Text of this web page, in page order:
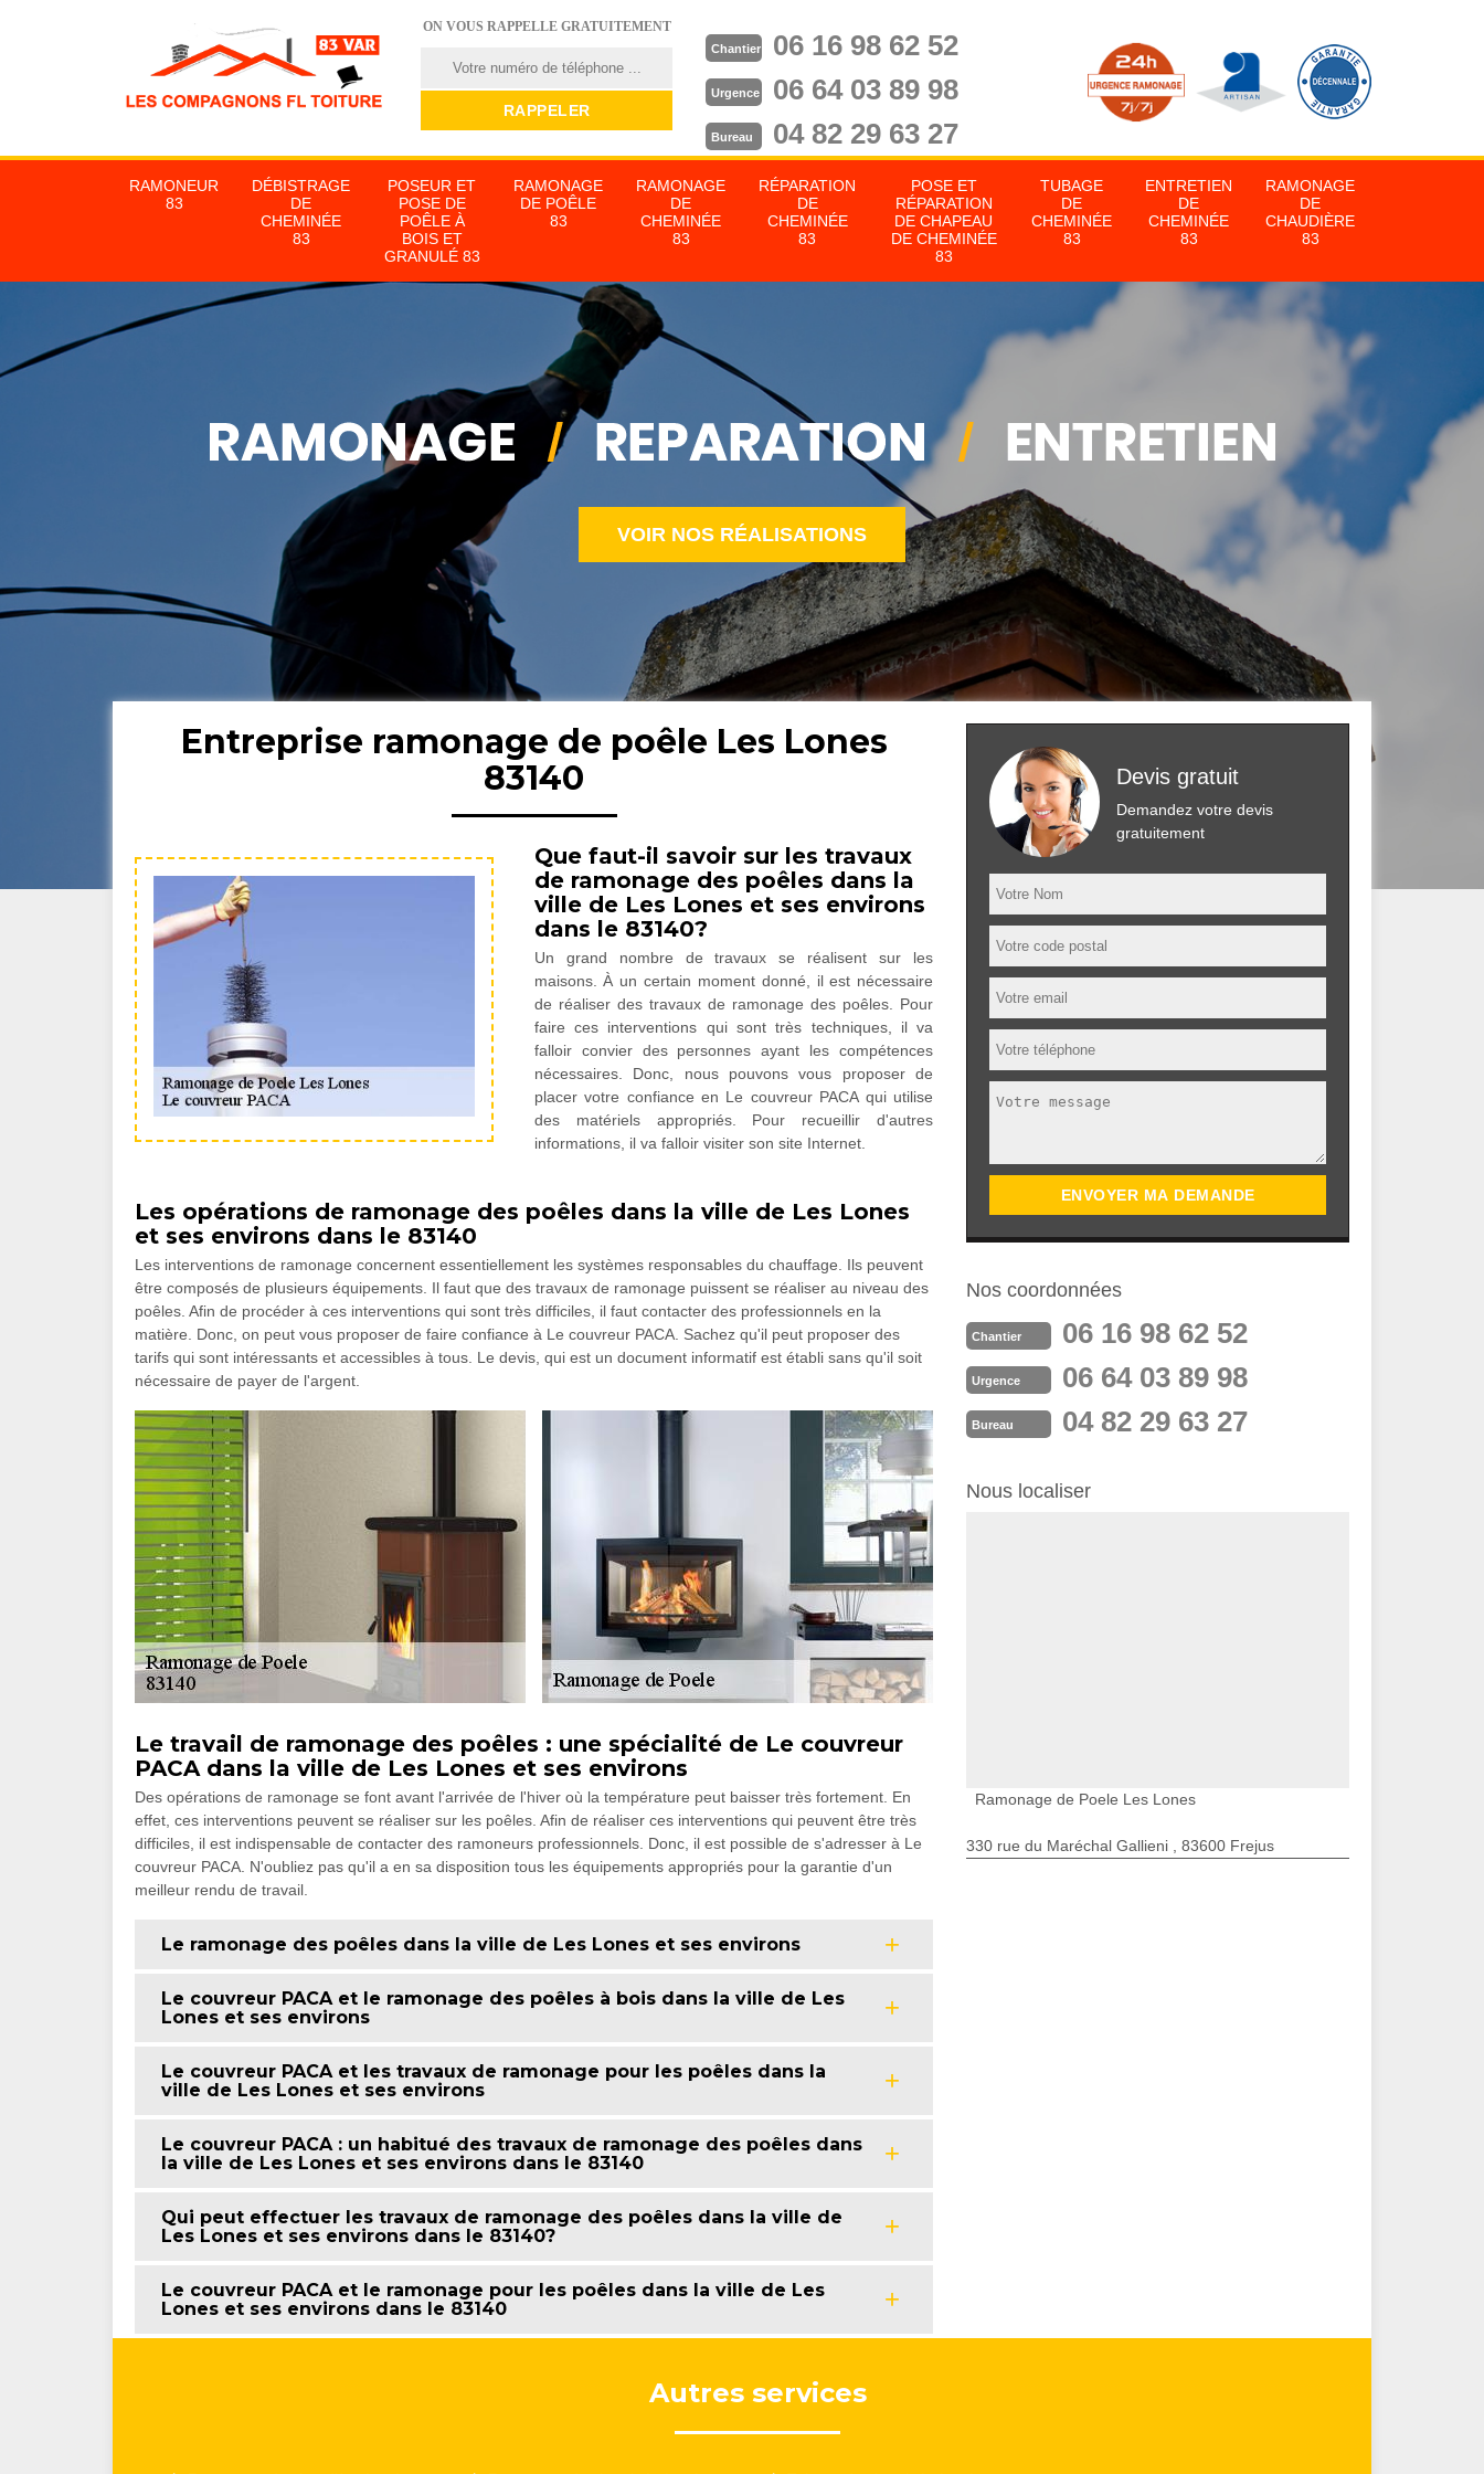
ON VOUS RAPPELLE GRATUITEMENT
Chantier 06 16 98 62 52
Urgence 06 64 03 89 98
Bureau 04 82 29 63 27
RAMONEUR
83
DÉBISTRAGE
DE
CHEMINÉE
83
POSEUR ET
POSE DE
POÊLE À
BOIS ET
GRANULÉ 83
RAMONAGE
DE POÊLE
83
RAMONAGE
DE
CHEMINÉE
83
RÉPARATION
DE
CHEMINÉE
83
POSE ET
RÉPARATION
DE CHAPEAU
DE CHEMINÉE
83
TUBAGE
DE
CHEMINÉE
83
ENTRETIEN
DE
CHEMINÉE
83
RAMONAGE
DE
CHAUDIÈRE
83
VOIR NOS RÉALISATIONS
Entreprise ramonage de poêle Les Lones
83140
Que faut-il savoir sur les travaux
de ramonage des poêles dans la
ville de Les Lones et ses environs
dans le 83140?
Un grand nombre de travaux se réalisent sur les
maisons. À un certain moment donné, il est nécessaire
de réaliser des travaux de ramonage des poêles. Pour
faire ces interventions qui sont très techniques, il va
falloir convier des personnes ayant les compétences
nécessaires. Donc, nous pouvons vous proposer de
placer votre confiance en Le couvreur PACA qui utilise
des matériels appropriés. Pour recueillir d'autres
informations, il va falloir visiter son site Internet.
Les opérations de ramonage des poêles dans la ville de Les Lones
et ses environs dans le 83140
Les interventions de ramonage concernent essentiellement les systèmes responsables du chauffage. Ils peuvent
être composés de plusieurs équipements. Il faut que des travaux de ramonage puissent se réaliser au niveau des
poêles. Afin de procéder à ces interventions qui sont très difficiles, il faut contacter des professionnels en la
matière. Donc, on peut vous proposer de faire confiance à Le couvreur PACA. Sachez qu'il peut proposer des
tarifs qui sont intéressants et accessibles à tous. Le devis, qui est un document informatif est établi sans qu'il soit
nécessaire de payer de l'argent.
Le travail de ramonage des poêles : une spécialité de Le couvreur
PACA dans la ville de Les Lones et ses environs
Des opérations de ramonage se font avant l'arrivée de l'hiver où la température peut baisser très fortement. En
effet, ces interventions peuvent se réaliser sur les poêles. Afin de réaliser ces interventions qui peuvent être très
difficiles, il est indispensable de contacter des ramoneurs professionnels. Donc, il est possible de s'adresser à Le
couvreur PACA. N'oubliez pas qu'il a en sa disposition tous les équipements appropriés pour la garantie d'un
meilleur rendu de travail.
Le ramonage des poêles dans la ville de Les Lones et ses environs
Le couvreur PACA et le ramonage des poêles à bois dans la ville de Les
Lones et ses environs
Le couvreur PACA et les travaux de ramonage pour les poêles dans la
ville de Les Lones et ses environs
Le couvreur PACA : un habitué des travaux de ramonage des poêles dans
la ville de Les Lones et ses environs dans le 83140
Qui peut effectuer les travaux de ramonage des poêles dans la ville de
Les Lones et ses environs dans le 83140?
Le couvreur PACA et le ramonage pour les poêles dans la ville de Les
Lones et ses environs dans le 83140
Devis gratuit
Demandez votre devis
gratuitement
Nos coordonnées
Chantier 06 16 98 62 52
Urgence 06 64 03 89 98
Bureau 04 82 29 63 27
Nous localiser
Ramonage de Poele Les Lones
330 rue du Maréchal Gallieni , 83600 Frejus
Autres services